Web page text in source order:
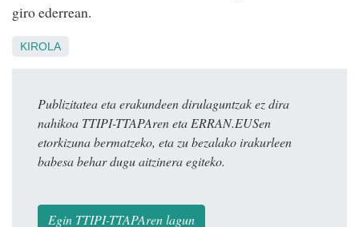
giro ederrean.
KIROLA
Publizitatea eta erakundeen dirulaguntzak ez dira
nahikoa TTIPI-TTAPAren eta ERRAN.EUSen
etorkizuna bermatzeko, eta zu bezalako irakurleen
babesa behar dugu aitzinera egiteko.
Egin TTIPI-TTAPAren lagun